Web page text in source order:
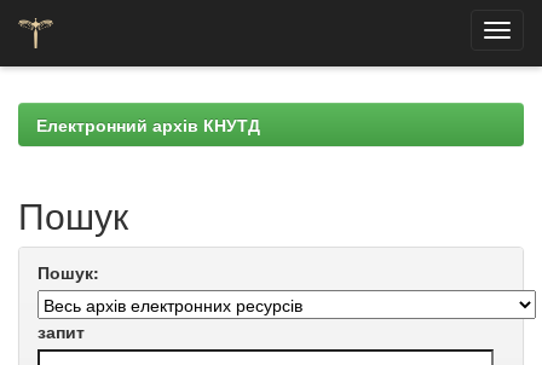
navigationЕлектронний архів КНУТД
Пошук
Пошук:
запит